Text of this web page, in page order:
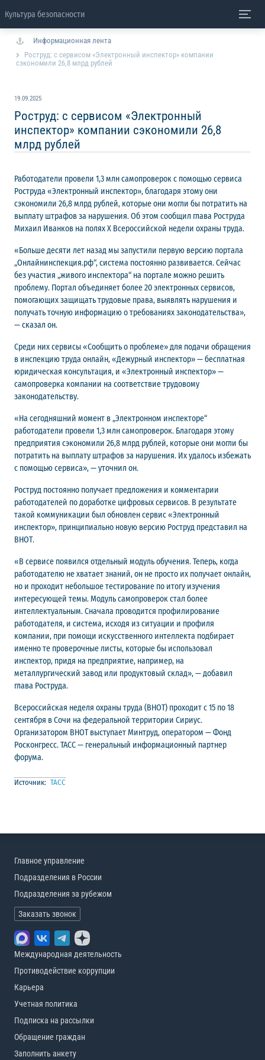
Культура безопасности
Информационная лента
Роструд: с сервисом «Электронный инспектор» компании
сэкономили 26,8 млрд рублей
19.09.2025
Роструд: с сервисом «Электронный
инспектор» компании сэкономили 26,8
млрд рублей
Работодатели провели 1,3 млн самопроверок с помощью сервиса
Роструда «Электронный инспектор», благодаря этому они
сэкономили 26,8 млрд рублей, которые они могли бы потратить на
выплату штрафов за нарушения. Об этом сообщил глава Роструда
Михаил Иванков на полях X Всероссийской недели охраны труда.
«Больше десяти лет назад мы запустили первую версию портала
„Онлайнинспекция.рф“, система постоянно развивается. Сейчас
без участия „живого инспектора“ на портале можно решить
проблему. Портал объединяет более 20 электронных сервисов,
помогающих защищать трудовые права, выявлять нарушения и
получать точную информацию о требованиях законодательства»,
— сказал он.
Среди них сервисы «Сообщить о проблеме» для подачи обращения
в инспекцию труда онлайн, «Дежурный инспектор» — бесплатная
юридическая консультация, и «Электронный инспектор» —
самопроверка компании на соответствие трудовому
законодательству.
«На сегодняшний момент в „Электронном инспекторе“
работодатели провели 1,3 млн самопроверок. Благодаря этому
предприятия сэкономили 26,8 млрд рублей, которые они могли бы
потратить на выплату штрафов за нарушения. Их удалось избежать
с помощью сервиса», — уточнил он.
Роструд постоянно получает предложения и комментарии
работодателей по доработке цифровых сервисов. В результате
такой коммуникации был обновлен сервис «Электронный
инспектор», принципиально новую версию Роструд представил на
ВНОТ.
«В сервисе появился отдельный модуль обучения. Теперь, когда
работодателю не хватает знаний, он не просто их получает онлайн,
но и проходит небольшое тестирование по итогу изучения
интересующей темы. Модуль самопроверок стал более
интеллектуальным. Сначала проводится профилирование
работодателя, и система, исходя из ситуации и профиля
компании, при помощи искусственного интеллекта подбирает
именно те проверочные листы, которые бы использовал
инспектор, придя на предприятие, например, на
металлургический завод или продуктовый склад», — добавил
глава Роструда.
Всероссийская неделя охраны труда (ВНОТ) проходит с 15 по 18
сентября в Сочи на федеральной территории Сириус.
Организатором ВНОТ выступает Минтруд, оператором — Фонд
Росконгресс. ТАСС — генеральный информационный партнер
форума.
Источник: ТАСС
Главное управление
Подразделения в России
Подразделения за рубежом
Заказать звонок
Международная деятельность
Противодействие коррупции
Карьера
Учетная политика
Подписка на рассылки
Обращение граждан
Заполнить анкету